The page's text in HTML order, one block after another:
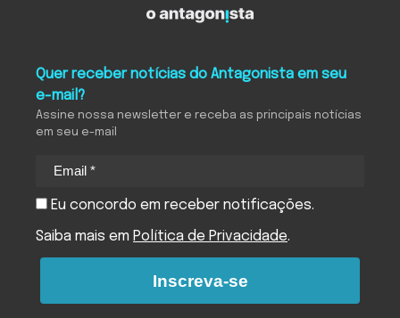
Quer receber notícias do Antagonista em seu
e-mail?
Assine nossa newsletter e receba as principais notícias
em seu e-mail
Eu concordo em receber notificações.
Saiba mais em Política de Privacidade.
Inscreva-se